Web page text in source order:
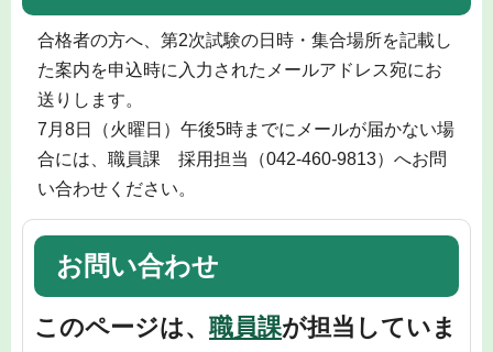
合格者の方へ、第2次試験の日時・集合場所を記載し
た案内を申込時に入力されたメールアドレス宛にお
送りします。
7月8日（火曜日）午後5時までにメールが届かない場
合には、職員課 採用担当（042-460-9813）へお問
い合わせください。
お問い合わせ
このページは、 職員課が担当していま